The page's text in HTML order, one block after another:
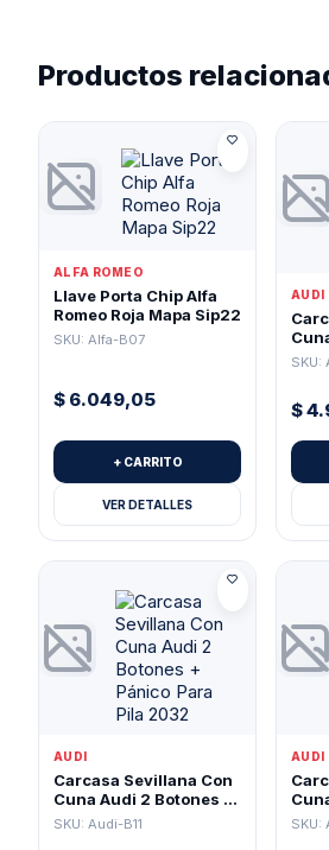
Productos
ALFA ROMEO
Llave Porta Chip Alfa
Romeo Roja Mapa Sip22
SKU: Alfa-B07
$ 6.049,05
+ CARRITO
VER DETALLES
AUDI
SKU:
$
AUDI
Carcasa Sevillana Con
Cuna Audi 2 Botones +
Pánico Para Pila 2032
SKU: Audi-B11
AUDI
SKU: